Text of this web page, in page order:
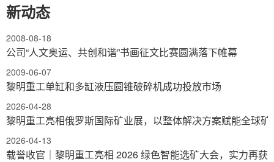
新动态
2008-08-18
公司“人文奥运、共创和谐”书画征文比赛圆满落下帷幕
2009-06-07
黎明重工单缸和多缸液压圆锥破碎机成功投放市场
2026-04-28
黎明重工亮相俄罗斯国际矿业展，以整体解决方案赋能全球矿
2026-04-13
载誉收官｜黎明重工亮相 2026 绿色智能选矿大会，实力再获